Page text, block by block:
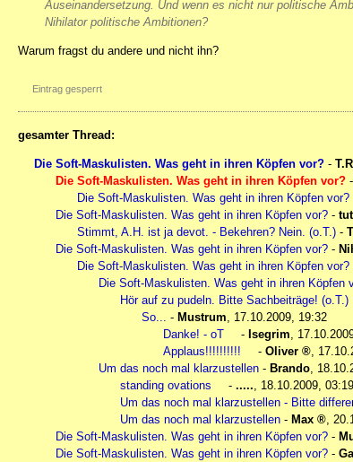
Auseinandersetzung. Und wenn es nicht nur politische
Nihilator politische Ambitionen?
Warum fragst du andere und nicht ihn?
Eintrag gesperrt
gesamter Thread:
Die Soft-Maskulisten. Was geht in ihren Köpfen vor? -
Die Soft-Maskulisten. Was geht in ihren Köpfen vor? -
Die Soft-Maskulisten. Was geht in ihren Köpfen vor?
Die Soft-Maskulisten. Was geht in ihren Köpfen vor? -
Stimmt, A.H. ist ja devot. - Bekehren? Nein. (o.T.) -
Die Soft-Maskulisten. Was geht in ihren Köpfen vor? -
Die Soft-Maskulisten. Was geht in ihren Köpfen vor?
Die Soft-Maskulisten. Was geht in ihren Köpfen
Hör auf zu pudeln. Bitte Sachbeiträge! (o.T.)
So... - Mustrum, 17.10.2009, 19:32
Danke! - oT
- Isegrim,
Applaus!!!!!!!!!!
- Oliver ,
Um das noch mal klarzustellen - Brando,
standing ovations
- ....., 18.10.2009, 03:19
Um das noch mal klarzustellen - Bitte
Um das noch mal klarzustellen - Max ,
Die Soft-Maskulisten. Was geht in ihren Köpfen vor? -
Die Soft-Maskulisten. Was geht in ihren Köpfen vor? -